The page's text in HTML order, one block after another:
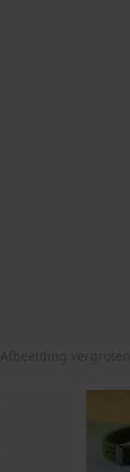
Afbeelding vergroten